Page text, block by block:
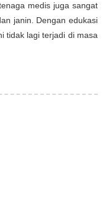
medis juga sangat
janin. Dengan edukasi
tidak lagi terjadi di masa